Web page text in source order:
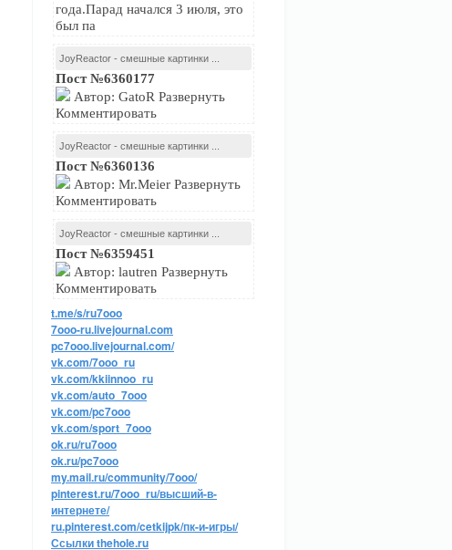
года.Парад начался 3 июля, это
был па
JoyReactor - смешные картинки ...
Пост №6360177
Автор: GatoR Развернуть
Комментировать
JoyReactor - смешные картинки ...
Пост №6360136
Автор: Mr.Meier Развернуть
Комментировать
JoyReactor - смешные картинки ...
Пост №6359451
Автор: lautren Развернуть
Комментировать
t.me/s/ru7ooo
7ooo-ru.livejournal.com
pc7ooo.livejournal.com/
vk.com/7ooo_ru
vk.com/kkiinnoo_ru
vk.com/auto_7ooo
vk.com/pc7ooo
vk.com/sport_7ooo
ok.ru/ru7ooo
ok.ru/pc7ooo
my.mail.ru/community/7ooo/
pinterest.ru/7ooo_ru/высший-в-
интернете/
ru.pinterest.com/cetkijpk/пк-и-игры/
Ссылки thehole.ru